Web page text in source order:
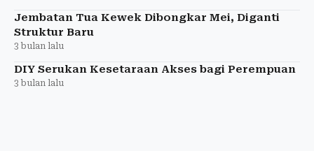
Jembatan Tua Kewek Dibongkar Mei, Diganti
Struktur Baru
3 bulan lalu
DIY Serukan Kesetaraan Akses bagi Perempuan
3 bulan lalu